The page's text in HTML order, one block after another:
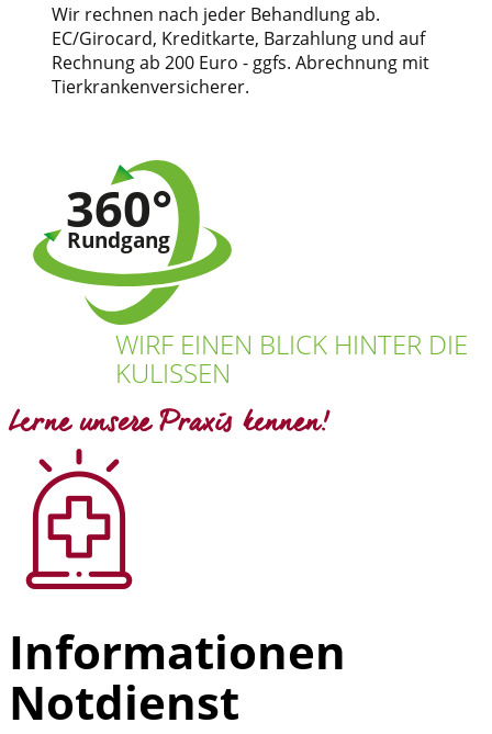
Wir rechnen nach jeder Behandlung ab.
EC/Girocard, Kreditkarte, Barzahlung und auf
Rechnung ab 200 Euro - ggfs. Abrechnung mit
Tierkrankenversicherer.
WIRF EINEN BLICK HINTER DIE
KULISSEN
Lerne unsere Praxis kennen!
Informationen
Notdienst